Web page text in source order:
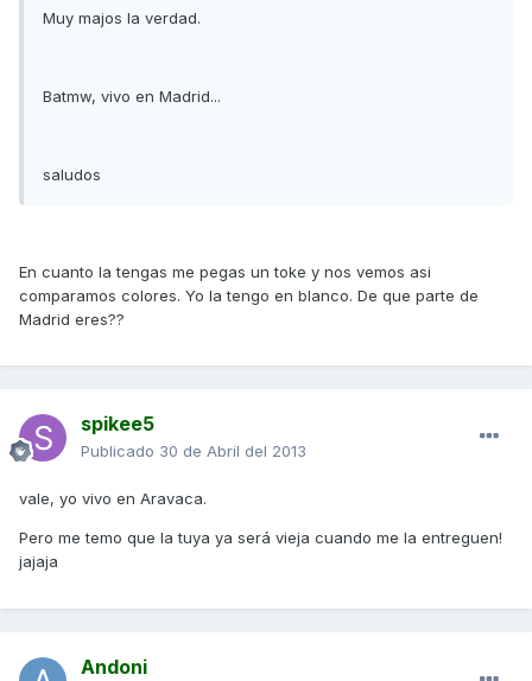
Muy majos la verdad.
Batmw, vivo en Madrid...
saludos
En cuanto la tengas me pegas un toke y nos vemos asi
comparamos colores. Yo la tengo en blanco. De que parte de
Madrid eres??
spikee5
Publicado 30 de Abril del 2013
vale, yo vivo en Aravaca.
Pero me temo que la tuya ya será vieja cuando me la entreguen!
jajaja
Andoni